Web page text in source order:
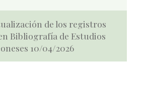
de los registros
Bibliografía de Estudios
10/04/2026